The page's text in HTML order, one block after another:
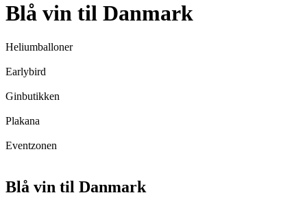
Blå vin til Danmark
Heliumballoner
Earlybird
Ginbutikken
Plakana
Eventzonen
Blå vin til Danmark